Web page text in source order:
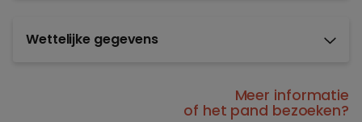
Wettelijke gegevens
Meer informatie
of het pand bezoeken?